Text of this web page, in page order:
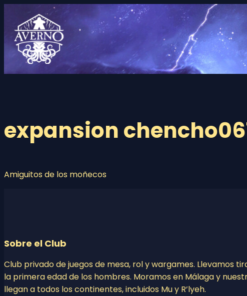
contenido
expansion
Amiguitos de los moñecos
Sobre el Club
Club privado de juegos de mesa, rol y wargames. Llevamos
la primera edad de los hombres. Moramos en Málaga y
llegan a todos los continentes, incluidos Mu y R’lyeh.